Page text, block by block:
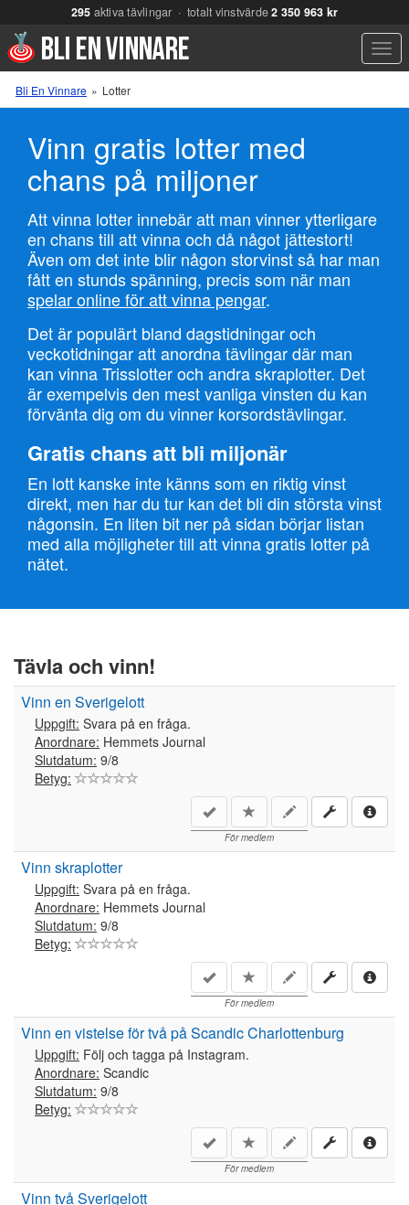
295 aktiva tävlingar · totalt vinstvärde2 350 963 kr
Bli En Vinnare » Lotter
Vinn gratis lotter med
chans på miljoner
Att vinna lotter innebär att man vinner ytterligare
en chans till att vinna och då något jättestort!
Även om det inte blir någon storvinst så har man
fått en stunds spänning, precis som när man
spelar online för att vinna pengar.
Det är populärt bland dagstidningar och
veckotidningar att anordna tävlingar där man
kan vinna Trisslotter och andra skraplotter. Det
är exempelvis den mest vanliga vinsten du kan
förvänta dig om du vinner korsordstävlingar.
Gratis chans att bli miljonär
En lott kanske inte känns som en riktig vinst
direkt, men har du tur kan det bli din största vinst
någonsin. En liten bit ner på sidan börjar listan
med alla möjligheter till att vinna gratis lotter på
nätet.
Tävla och vinn!
Vinn en Sverigelott
Uppgift: Svara på en fråga.
Anordnare: Hemmets Journal
Slutdatum: 9/8
Betyg:
För medlem
Vinn skraplotter
Uppgift: Svara på en fråga.
Anordnare: Hemmets Journal
Slutdatum: 9/8
Betyg:
För medlem
Vinn en vistelse för två på Scandic Charlottenburg
Uppgift: Följ och tagga på Instagram.
Anordnare: Scandic
Slutdatum: 9/8
Betyg:
För medlem
Vinn två Sverigelott